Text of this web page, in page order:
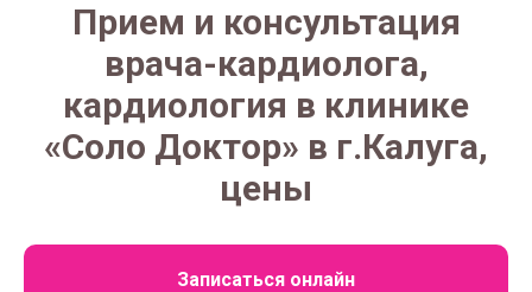
Прием и консультация
врача-кардиолога,
кардиология в клинике
«Соло Доктор» в г.Калуга,
цены
Записаться онлайн